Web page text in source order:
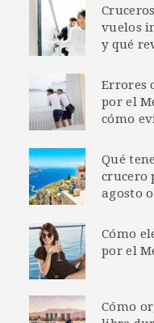
vuelos
y qué
Errores
por el
cómo
Qué
crucero
agosto
Cómo
por el
Cómo